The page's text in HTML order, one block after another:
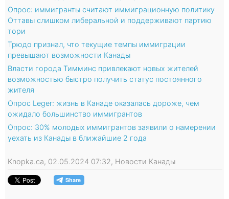
Опрос: иммигранты считают иммиграционную политику
Оттавы слишком либеральной и поддерживают партию
тори
Трюдо признал, что текущие темпы иммиграции
превышают возможности Канады
Власти города Тимминс привлекают новых жителей
возможностью быстро получить статус постоянного
жителя
Опрос Leger: жизнь в Канаде оказалась дороже, чем
ожидало большинство иммигрантов
Опрос: 30% молодых иммигрантов заявили о намерении
уехать из Канады в ближайшие 2 года
Knopka.ca, 02.05.2024 07:32, Новости Канады